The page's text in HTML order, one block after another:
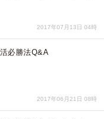
2017年07月13日 04時
必勝法Q&A
2017年06月21日 08時